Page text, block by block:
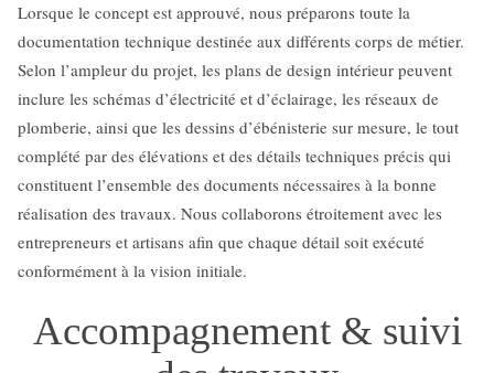
Lorsque le concept est approuvé, nous préparons toute la
documentation technique destinée aux différents corps de métier.
Selon l’ampleur du projet, les plans de design intérieur peuvent
inclure les schémas d’électricité et d’éclairage, les réseaux de
plomberie, ainsi que les dessins d’ébénisterie sur mesure, le tout
complété par des élévations et des détails techniques précis qui
constituent l’ensemble des documents nécessaires à la bonne
réalisation des travaux. Nous collaborons étroitement avec les
entrepreneurs et artisans afin que chaque détail soit exécuté
conformément à la vision initiale.
Accompagnement & suivi